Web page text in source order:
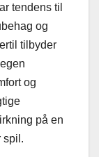
tendens til
og
tilbyder
og
på en
spil.